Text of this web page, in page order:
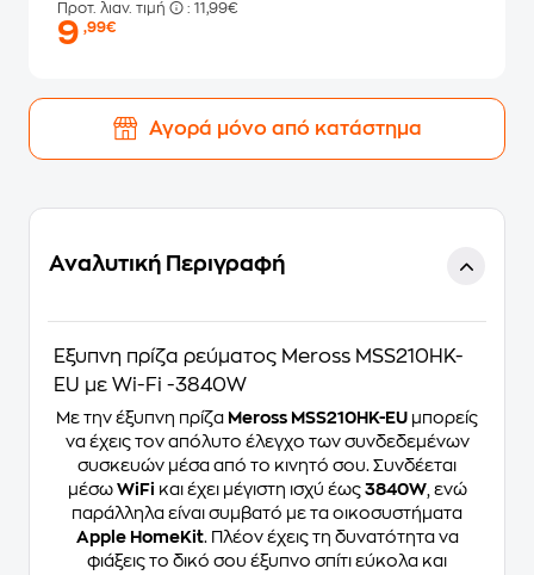
Προτ. λιαν. τιμή : 11,99€
9,99€
Αγορά μόνο από κατάστημα
Αναλυτική Περιγραφή
Έξυπνη πρίζα ρεύματος Meross MSS210HK-
EU με Wi-Fi -3840W
Με την έξυπνη πρίζα Meross MSS210HK-EU μπορείς
να έχεις τον απόλυτο έλεγχο των συνδεδεμένων
συσκευών μέσα από το κινητό σου. Συνδέεται
μέσω WiFi και έχει μέγιστη ισχύ έως 3840W, ενώ
παράλληλα είναι συμβατό με τα οικοσυστήματα
Apple HomeKit. Πλέον έχεις τη δυνατότητα να
φιάξεις το δικό σου έξυπνο σπίτι εύκολα και